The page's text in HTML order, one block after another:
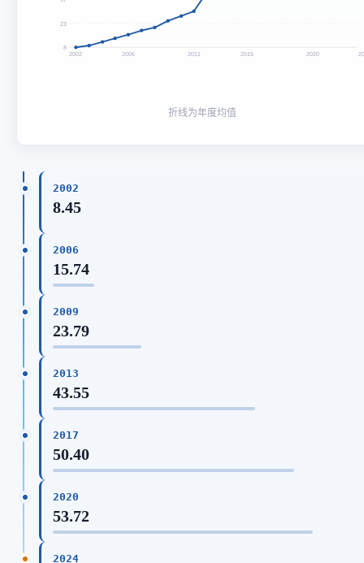
23
8
2002 2006 2011 2015 2020
折线为年度均值
2002
8.45
2006
15.74
2009
23.79
2013
43.55
2017
50.40
2020
53.72
2024